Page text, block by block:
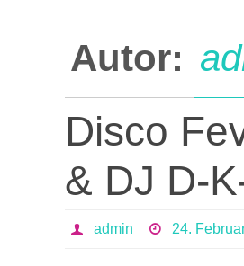
Autor:
Disco
& DJ D-
admin 24.